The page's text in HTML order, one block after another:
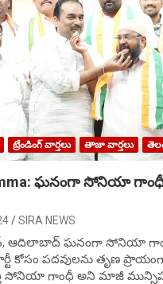
ట్రేండింగ్ వార్తలు తాజా వార్తలు
ఘ‌నంగా సోనియా
SIRA NEWS
ఆదిలాబాద్ ఘ‌నంగా సోనియా
కోసం ప‌ద‌వుల‌ను తృణ
సోనియా గాంధీ అని మాజీ మున్సిప‌ల్